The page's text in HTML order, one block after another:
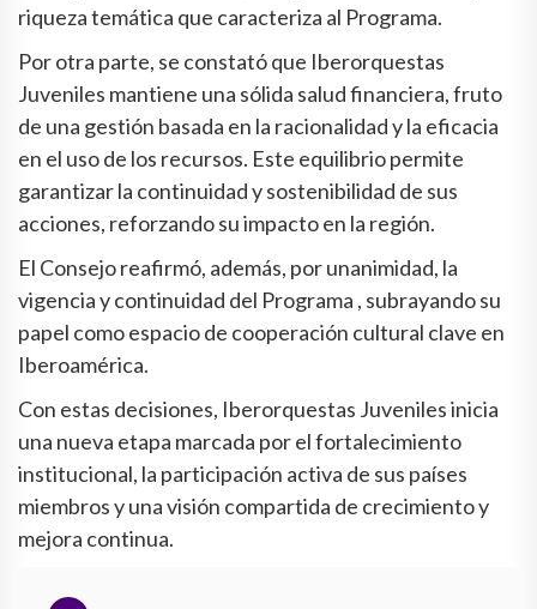
riqueza temática que caracteriza al Programa.
Por otra parte, se constató que Iberorquestas
Juveniles mantiene una sólida salud financiera, fruto
de una gestión basada en la racionalidad y la eficacia
en el uso de los recursos. Este equilibrio permite
garantizar la continuidad y sostenibilidad de sus
acciones, reforzando su impacto en la región.
El Consejo reafirmó, además, por unanimidad, la
vigencia y continuidad del Programa , subrayando su
papel como espacio de cooperación cultural clave en
Iberoamérica.
Con estas decisiones, Iberorquestas Juveniles inicia
una nueva etapa marcada por el fortalecimiento
institucional, la participación activa de sus países
miembros y una visión compartida de crecimiento y
mejora continua.